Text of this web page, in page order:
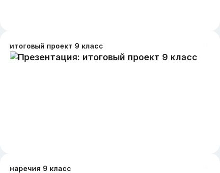
итоговый проект 9 класс
наречия 9 класс